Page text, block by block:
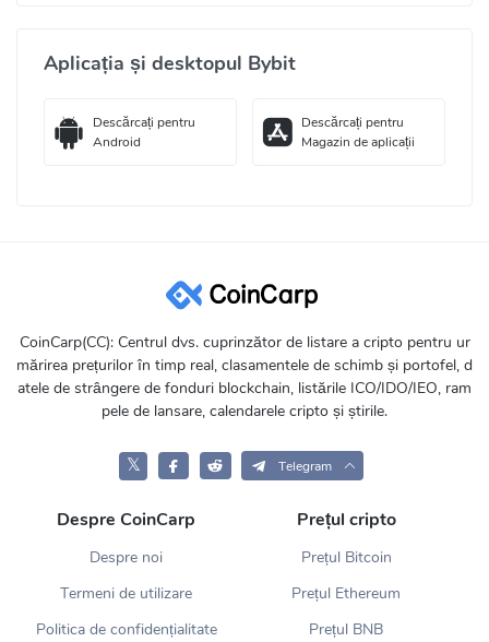
Aplicația și desktopul Bybit
Descărcați pentru
Android
Descărcați pentru
Magazin de aplicații
CoinCarp(CC): Centrul dvs. cuprinzător de listare a cripto pentru ur
mărirea prețurilor în timp real, clasamentele de schimb și portofel, d
atele de strângere de fonduri blockchain, listările ICO/IDO/IEO, ram
pele de lansare, calendarele cripto și știrile.
𝕏 Telegram
Despre CoinCarp
Despre noi
Termeni de utilizare
Politica de confidențialitate
Prețul cripto
Prețul Bitcoin
Prețul Ethereum
Prețul BNB